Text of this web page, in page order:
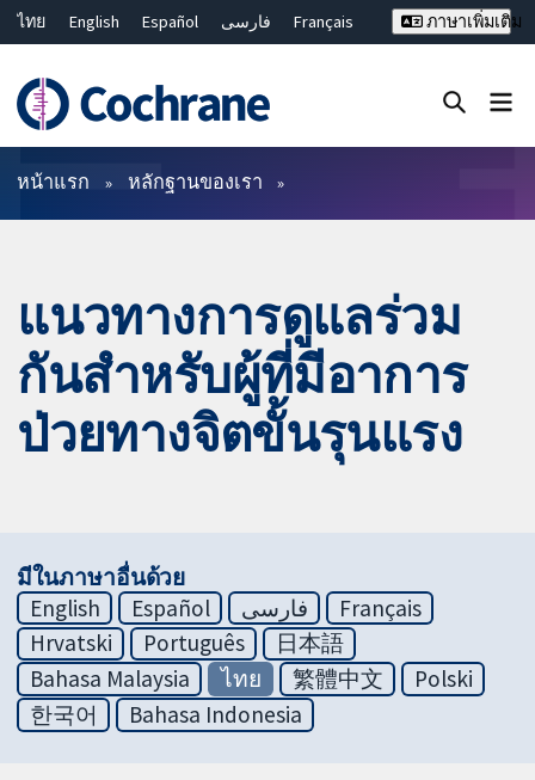
ไทย English Español فارسی
Français
Bahasa Malaysia
繁體中文 简体中文
ภาษาเพิ่มเติม
ตัวกรอง
หน้าแรก หลักฐานของเรา
แนวทางการดูแลร่วม
กันสำหรับผู้ที่มีอาการ
ป่วยทางจิตขั้นรุนแรง
มีในภาษาอื่นด้วย
English
Español فارسی
Français
Hrvatski
Português
日本語
Bahasa Malaysia
ไทย 繁體中文
Polski
한국어
Bahasa Indonesia